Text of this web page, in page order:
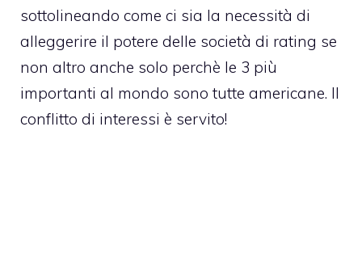
sottolineando come ci sia la necessità di
alleggerire il potere delle società di rating se
non altro anche solo perchè le 3 più
importanti al mondo sono tutte americane. Il
conflitto di interessi è servito!